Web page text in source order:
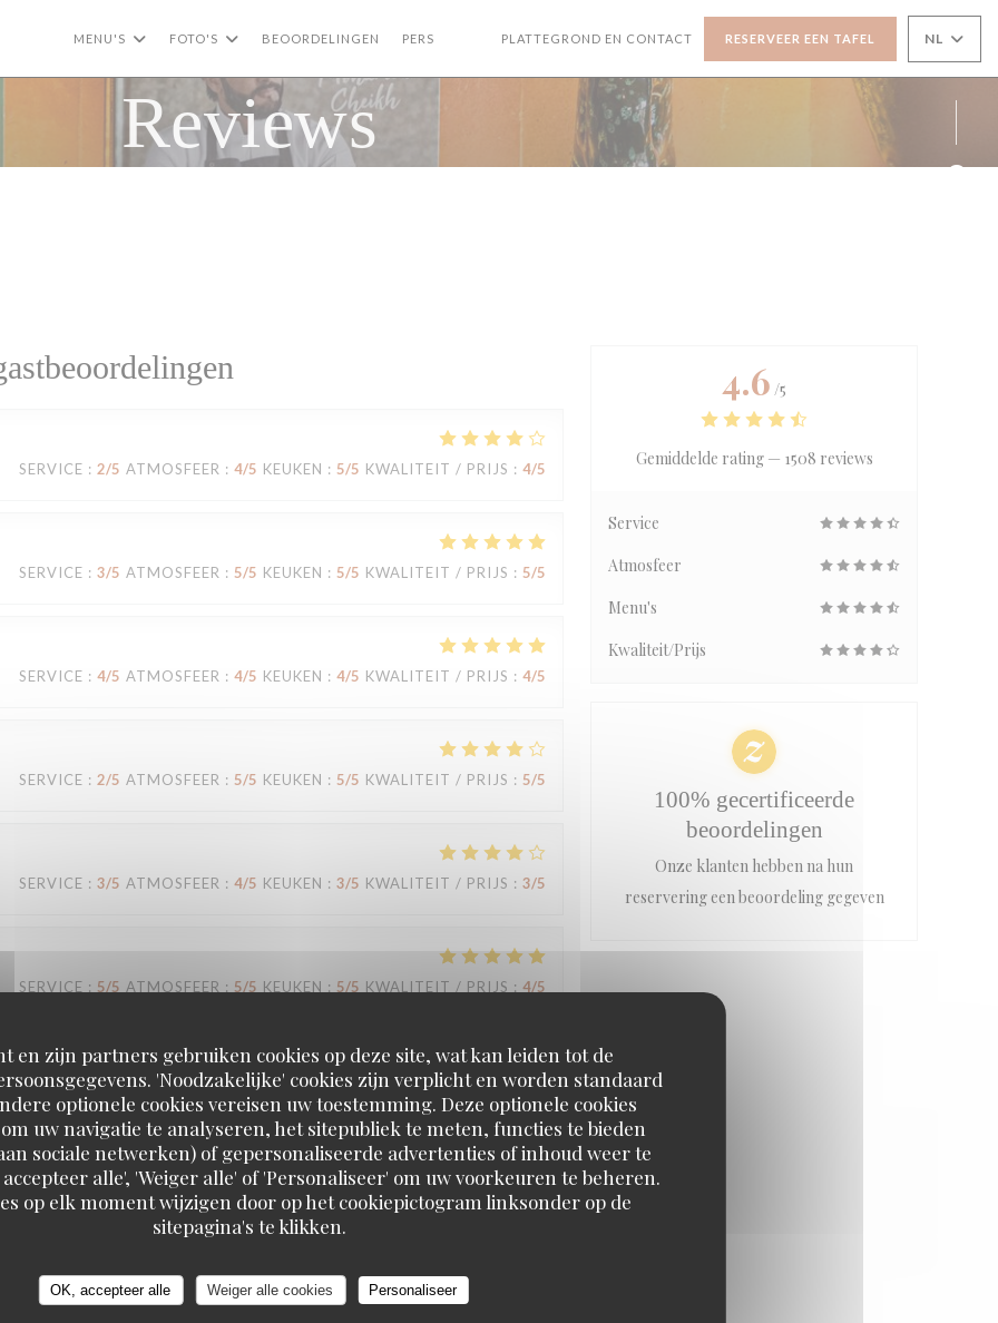
en zijn partners gebruiken cookies op deze site, wat kan leiden tot de
'Noodzakelijke' cookies zijn verplicht en worden standaard
optionele cookies vereisen uw toestemming. Deze optionele cookies
uw navigatie te analyseren, het sitepubliek te meten, functies te bieden
sociale netwerken) of gepersonaliseerde advertenties of inhoud weer te
alle', 'Weiger alle' of 'Personaliseer' om uw voorkeuren te beheren.
op elk moment wijzigen door op het cookiepictogram linksonder op de
sitepagina's te klikken.
OK, accepteer alle Weiger alle cookies Personaliseer
MENU'S FOTO'S BEOORDELINGEN PERS PLATTEGROND EN CONTACT RESERVEER EEN TAFEL NL
Reviews
SERVICE : 2/5 ATMOSFEER : 4/5 KEUKEN : 5/5 KWALITEIT / PRIJS : 4/5
SERVICE : 3/5 ATMOSFEER : 5/5 KEUKEN : 5/5 KWALITEIT / PRIJS : 5/5
SERVICE : 4/5 ATMOSFEER : 4/5 KEUKEN : 4/5 KWALITEIT / PRIJS : 4/5
SERVICE : 2/5 ATMOSFEER : 5/5 KEUKEN : 5/5 KWALITEIT / PRIJS : 5/5
SERVICE : 3/5 ATMOSFEER : 4/5 KEUKEN : 3/5 KWALITEIT / PRIJS : 3/5
SERVICE : 5/5 ATMOSFEER : 5/5 KEUKEN : 5/5 KWALITEIT / PRIJS : 4/5
et très savoureux
SERVICE 5/5 ATMOSFEER: 5 /5 KEUKEN 5/5 KWALITEIT / PRIJS
SERVICE: 4/5 ATMOSFEER: 4/5 KEUKEN: 5
4.6 /5
Gemiddelde rating — 1508 reviews
Service
Atmosfeer
Menu's
Kwaliteit/Prijs
100% gecertificeerde
beoordelingen
Onze klanten hebben na hun
reservering een beoordeling gegeven